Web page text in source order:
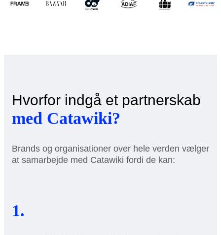
Hvorfor indgå et partnerskab
med Catawiki?
Brands og organisationer over hele verden vælger
at samarbejde med Catawiki fordi de kan:
1.